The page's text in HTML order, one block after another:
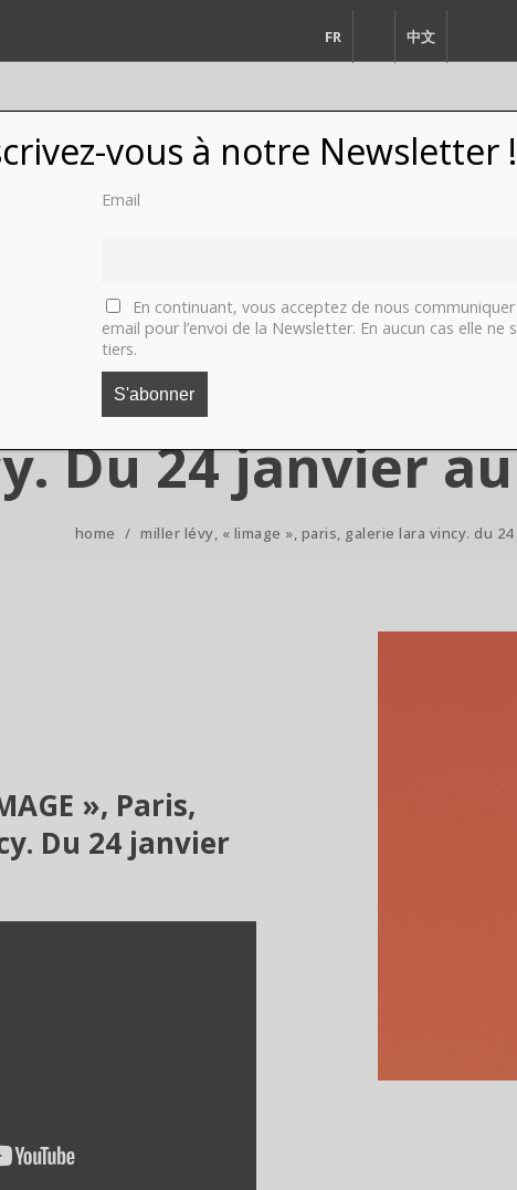
FR 中文
« LIMAGE »,
Du 24 janvier
home / miller lévy, « limage », paris, galerie lara vincy. du
», Paris,
Du 24 janvier
vous à notre Newsletter !
Email
En continuant, vous acceptez de nous
email pour l’envoi de la Newsletter. En aucun cas elle ne
tiers.